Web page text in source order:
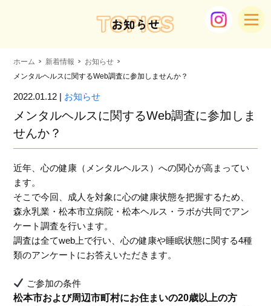
TOPICS
お知らせ
ホーム 新着情報
お知らせ
メンタルヘルスに関するWeb調査に参加しませんか？
2022.01.12 | お知らせ
メンタルヘルスに関するWeb調査に参加しま
せんか？
近年、心の健康（メンタルヘルス）への関心が高まってい
ます。
そこで今回、成人を対象に心の健康状態を把握するため、
森永乳業・松本市立病院・松本ヘルス・ラボが共同でアン
ケート調査を行います。
調査は全てweb上で行い、心の健康や睡眠状態に関する4種
類のアンケートにお答えいただきます。
ご参加の条件
松本市および周辺市町村にお住まいの20歳以上の方